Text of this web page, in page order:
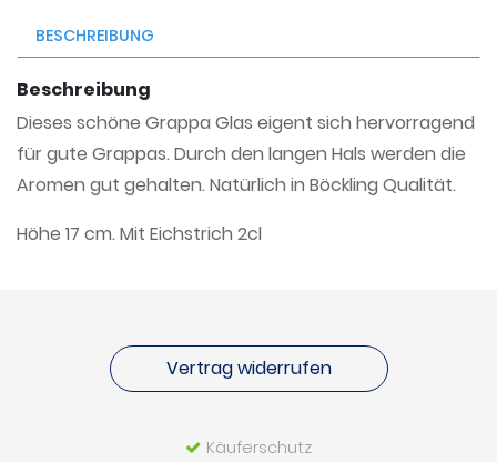
BESCHREIBUNG
Beschreibung
Dieses schöne Grappa Glas eigent sich hervorragend
für gute Grappas. Durch den langen Hals werden die
Aromen gut gehalten. Natürlich in Böckling Qualität.
Höhe 17 cm. Mit Eichstrich 2cl
Vertrag widerrufen
Käuferschutz